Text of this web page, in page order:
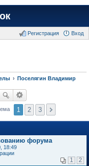
Вход
Регистрация
Поселягин Владимир
1 2 3
форума
18:49
1 2